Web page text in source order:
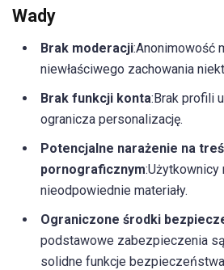
Wady
Brak moderacji:Anonimowość
niewłaściwego zachowania
Brak funkcji konta:Brak profili
ogranicza personalizację.
Potencjalne narażenie na
pornograficznym:Użytkownicy
nieodpowiednie materiały.
Ograniczone środki
podstawowe zabezpieczenia
solidne funkcje